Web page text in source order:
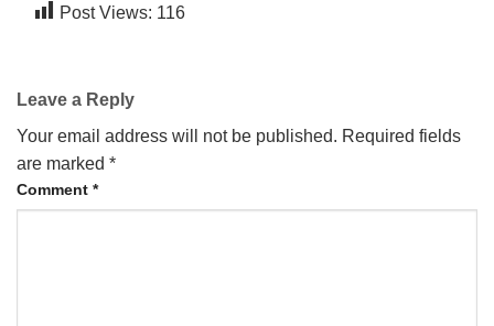
Post Views: 116
Leave a Reply
Your email address will not be published. Required fields
are marked *
Comment *